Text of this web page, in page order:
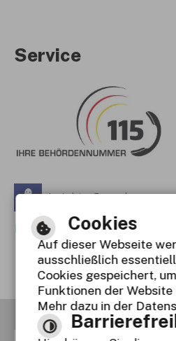
Service
Leichte Sprache
Gebärdensprache
Barrierefreie Ansicht
Cookies
Auf dieser Webseite
ausschließlich
Cookies gespeichert,
Funktionen der
Mehr dazu in der